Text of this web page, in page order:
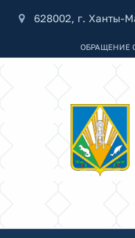
628002, г. Ханты-
ОБРАЩЕНИЕ